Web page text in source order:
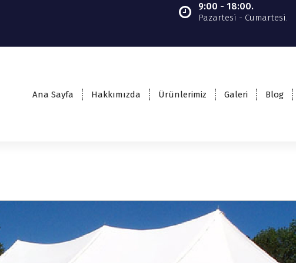
9:00 - 18:00.
Pazartesi - Cumartesi.
Ana Sayfa Hakkımızda Ürünlerimiz Galeri Blog